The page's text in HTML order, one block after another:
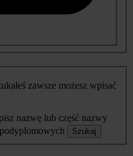
zawsze możesz wpisać
nazwę lub część nazwy
Szukaj